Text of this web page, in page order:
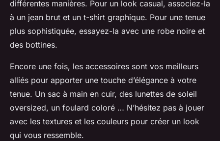
différentes manières. Pour un look casual, associez-la
à un jean brut et un t-shirt graphique. Pour une tenue
plus sophistiquée, essayez-la avec une robe noire et
des bottines.
Encore une fois, les accessoires sont vos meilleurs
alliés pour apporter une touche d’élégance à votre
tenue. Un sac à main en cuir, des lunettes de soleil
oversized, un foulard coloré … N’hésitez pas à jouer
avec les textures et les couleurs pour créer un look
qui vous ressemble.